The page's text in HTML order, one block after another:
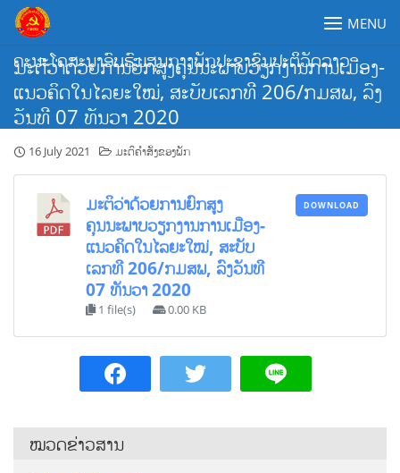
Skip
content
ຄະນະໂຄສະນາອົບຮົມສູນກາງພັກປະຊາຊົນປະຕິວັດລາວ
MENU
ມະຕິວ່າດ້ວຍການຍົກສູງຄຸນນະພາບວຽກງານການເມືອງ-
ແນວຄິດໃນໄລຍະໃໝ່, ສະບັບເລກທີ 206/ກມສພ, ລົງ
ວັນທີ 07 ທັນວາ 2020
16 July 2021 ມະຕິຄຳສັ່ງຂອງພັກ
ມະຕິວ່າດ້ວຍການຍົກສູງ
ຄຸນນະພາບວຽກງານການເມືອງ-
ແນວຄິດໃນໄລຍະໃໝ່, ສະບັບ
ເລກທີ 206/ກມສພ, ລົງວັນທີ
07 ທັນວາ 2020
1 file(s) 0.00 KB
DOWNLOAD
ໝວດຂ່າວສານ